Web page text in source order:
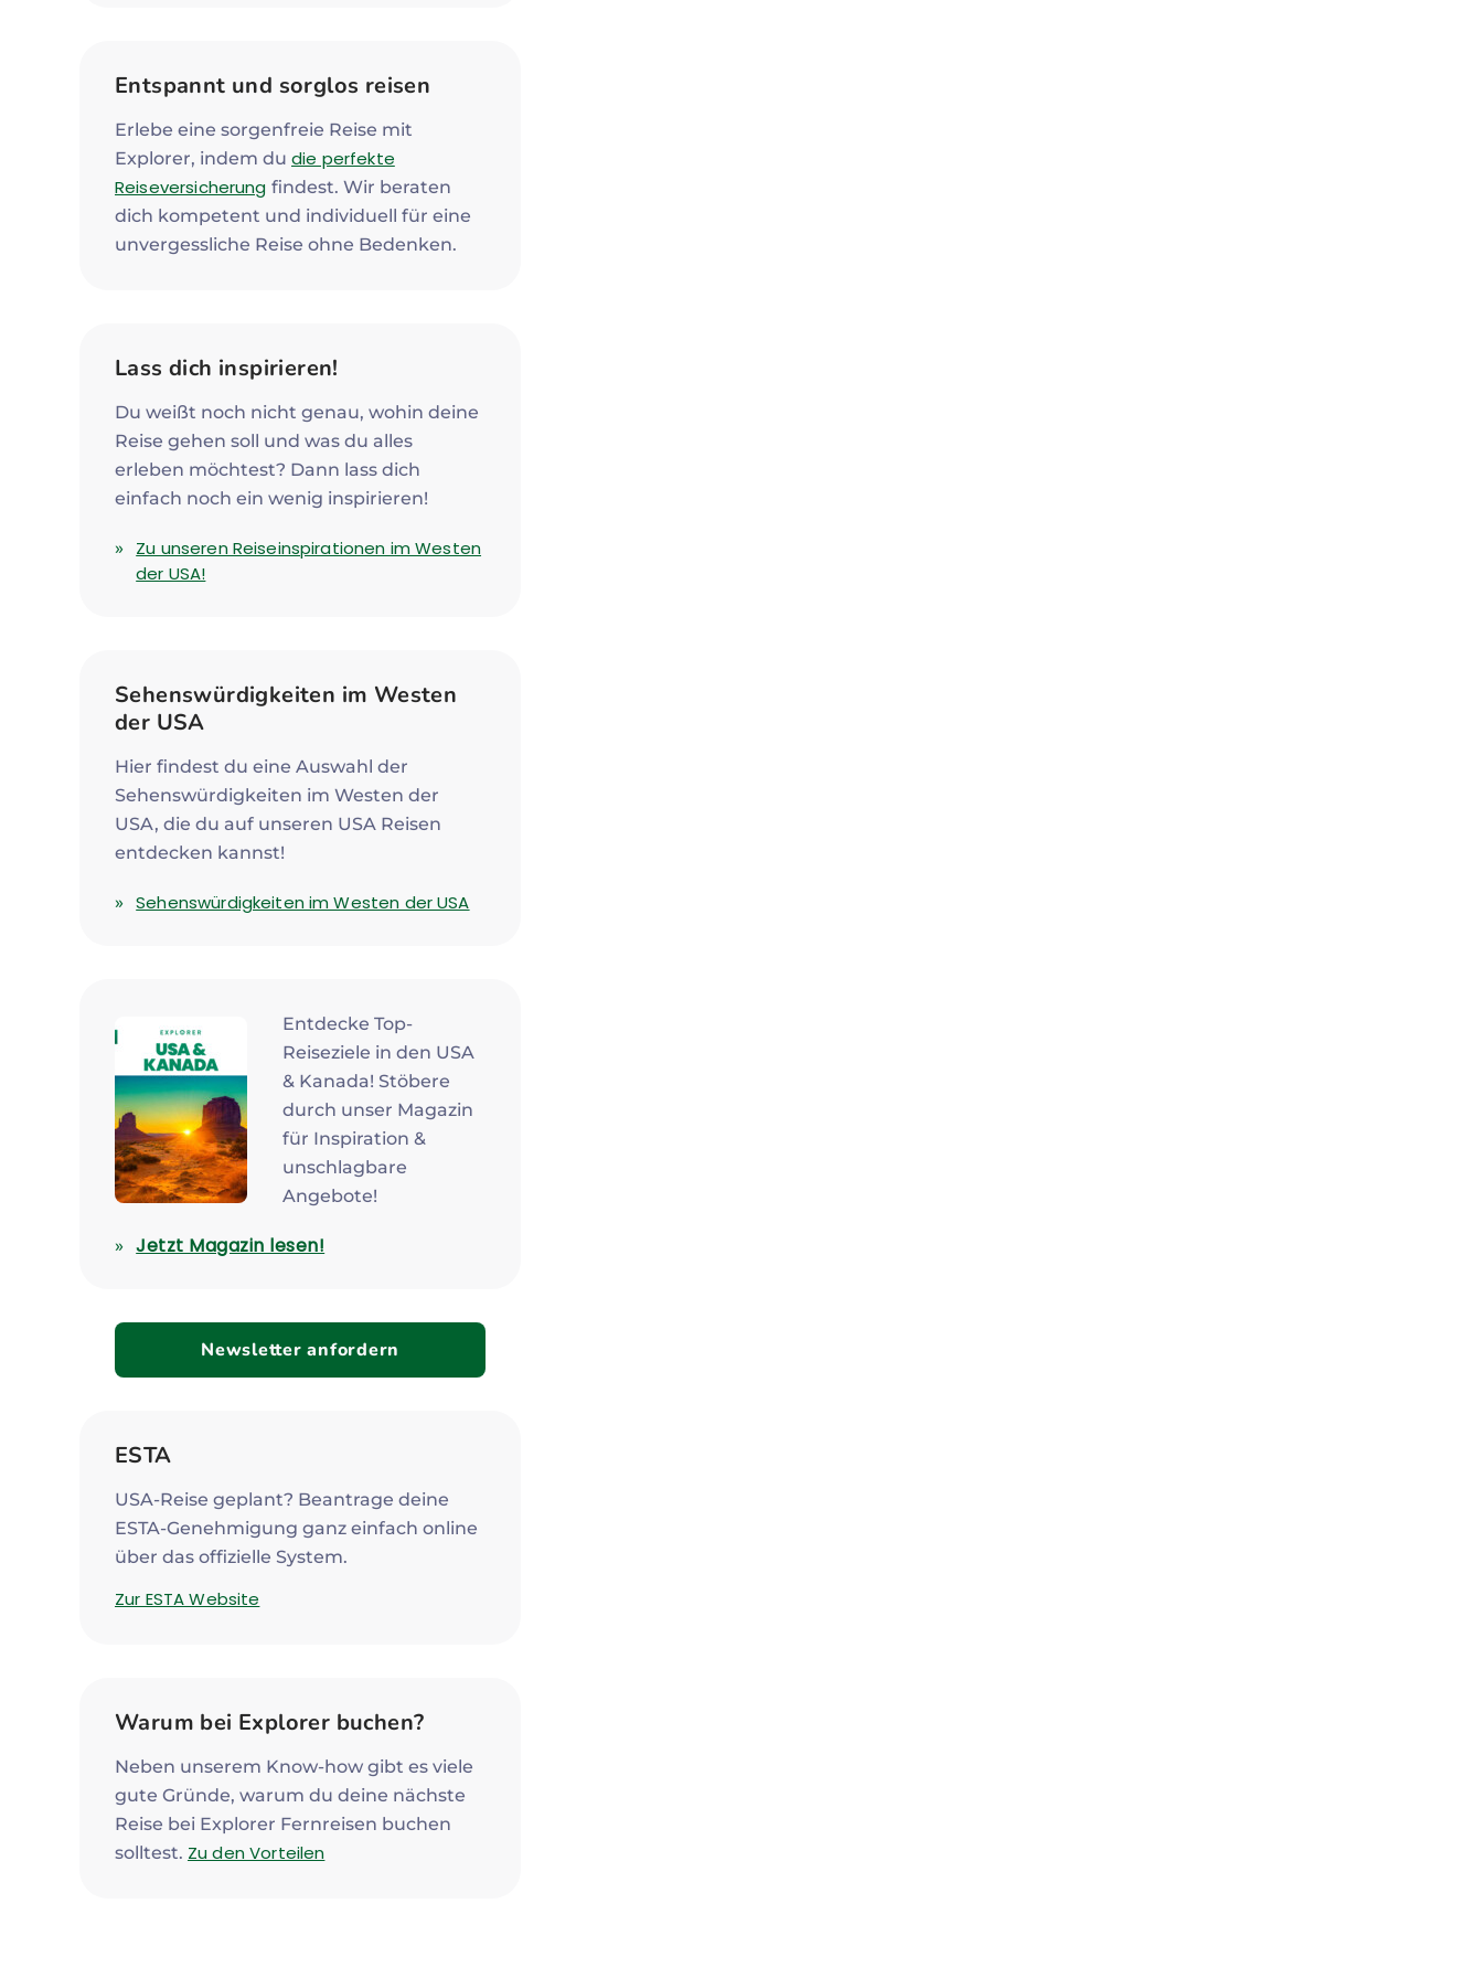
Entspannt und sorglos reisen
Erlebe eine sorgenfreie Reise mit
Explorer, indem du die perfekte
Reiseversicherung findest. Wir beraten
dich kompetent und individuell für eine
unvergessliche Reise ohne Bedenken.
Lass dich inspirieren!
Du weißt noch nicht genau, wohin deine
Reise gehen soll und was du alles
erleben möchtest? Dann lass dich
einfach noch ein wenig inspirieren!
Zu unseren Reiseinspirationen im Westen
der USA!
Sehenswürdigkeiten im Westen
der USA
Hier findest du eine Auswahl der
Sehenswürdigkeiten im Westen der
USA, die du auf unseren USA Reisen
entdecken kannst!
Sehenswürdigkeiten im Westen der USA
Entdecke Top-
Reiseziele in den USA
& Kanada! Stöbere
durch unser Magazin
für Inspiration &
unschlagbare
Angebote!
Jetzt Magazin lesen!
Newsletter anfordern
ESTA
USA-Reise geplant? Beantrage deine
ESTA-Genehmigung ganz einfach online
über das offizielle System.
Zur ESTA Website
Warum bei Explorer buchen?
Neben unserem Know-how gibt es viele
gute Gründe, warum du deine nächste
Reise bei Explorer Fernreisen buchen
solltest. Zu den Vorteilen